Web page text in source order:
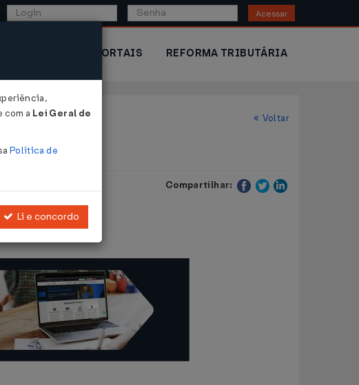
Acessar
EXTERIOR PORTAIS REFORMA TRIBUTÁRIA
Voltar
Compartilhar:
que indica.
com a Lei Geral de
Política de
Li e concordo